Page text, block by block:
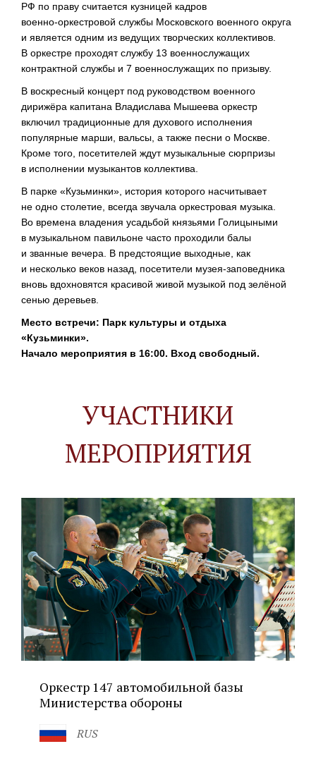
РФ по праву считается кузницей кадров
военно-оркестровой службы Московского военного округа
и является одним из ведущих творческих коллективов.
В оркестре проходят службу 13 военнослужащих
контрактной службы и 7 военнослужащих по призыву.
В воскресный концерт под руководством военного
дирижёра капитана Владислава Мышеева оркестр
включил традиционные для духового исполнения
популярные марши, вальсы, а также песни о Москве.
Кроме того, посетителей ждут музыкальные сюрпризы
в исполнении музыкантов коллектива.
В парке «Кузьминки», история которого насчитывает
не одно столетие, всегда звучала оркестровая музыка.
Во времена владения усадьбой князьями Голицыными
в музыкальном павильоне часто проходили балы
и званные вечера. В предстоящие выходные, как
и несколько веков назад, посетители музея-заповедника
вновь вдохновятся красивой живой музыкой под зелёной
сенью деревьев.
Место встречи: Парк культуры и отдыха
«Кузьминки».
Начало мероприятия в 16:00. Вход свободный.
УЧАСТНИКИ
МЕРОПРИЯТИЯ
Оркестр 147 автомобильной базы
Министерства обороны
RUS